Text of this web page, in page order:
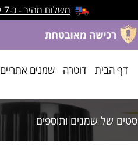
משלוח מהיר - כ-7 ימי עסקים.
דף הבית דוטרה שמנים אתריים
סטים של שמנים ותוספים